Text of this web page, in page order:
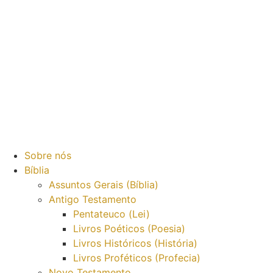
Sobre nós
Bíblia
Assuntos Gerais (Bíblia)
Antigo Testamento
Pentateuco (Lei)
Livros Poéticos (Poesia)
Livros Históricos (História)
Livros Proféticos (Profecia)